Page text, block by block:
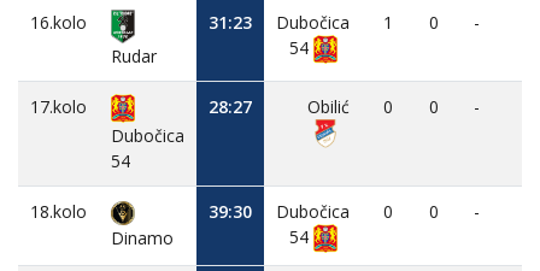
16.kolo
Rudar
31:23
Dubočica
54
1 0 -
17.kolo
Dubočica
54
28:27 Obilić 0 0 -
18.kolo
Dinamo
39:30
Dubočica
54
0 0 -